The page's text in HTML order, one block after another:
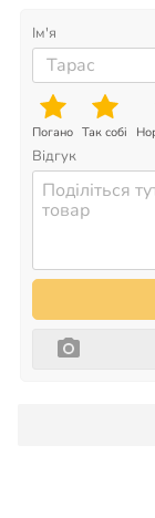
Ім'я
Так собі
Погано
Відгук